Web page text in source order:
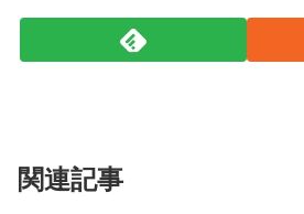
関連記事